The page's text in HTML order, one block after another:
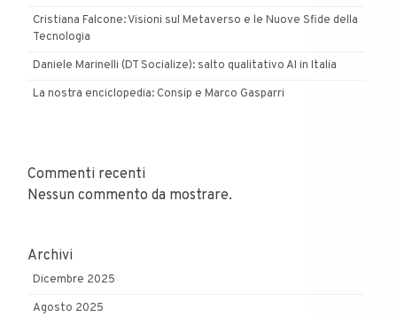
Cristiana Falcone: Visioni sul Metaverso e le Nuove Sfide della
Tecnologia
Daniele Marinelli (DT Socialize): salto qualitativo AI in Italia
La nostra enciclopedia: Consip e Marco Gasparri
Commenti recenti
Nessun commento da mostrare.
Archivi
Dicembre 2025
Agosto 2025